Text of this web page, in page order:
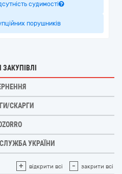
судимості
порушників
ЗАКУПІВЛІ
СКАРГИ
УКРАЇНИ
+ відкрити всі - закрити всі